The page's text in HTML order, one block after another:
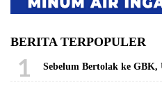
BERITA TERPOPULER
1 Sebelum Bertolak ke GBK,